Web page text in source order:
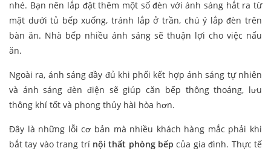
nhé. Bạn nên lắp đặt thêm một số đèn với ánh sáng hắt ra từ
mặt dưới tủ bếp xuống, tránh lắp ở trần, chú ý lắp đèn trên
bàn ăn. Nhà bếp nhiều ánh sáng sẽ thuận lợi cho việc nấu
ăn.
Ngoài ra, ánh sáng đầy đủ khi phối kết hợp ánh sáng tự nhiên
và ánh sáng đèn điện sẽ giúp căn bếp thông thoáng, lưu
thông khí tốt và phong thủy hài hòa hơn.
Đây là những lỗi cơ bản mà nhiều khách hàng mắc phải khi
bắt tay vào trang trí nội thất phòng bếp của gia đình. Thực tế